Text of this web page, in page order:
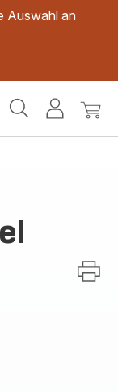
Auswahl an
Mein
Mein